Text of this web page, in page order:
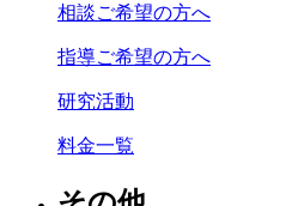
相談ご希望の方へ
指導ご希望の方へ
研究活動
料金一覧